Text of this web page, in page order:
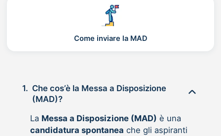
Come inviare la MAD
1. Che cos’è la Messa a Disposizione
(MAD)?
La Messa a Disposizione (MAD) è una
candidatura spontanea che gli aspiranti